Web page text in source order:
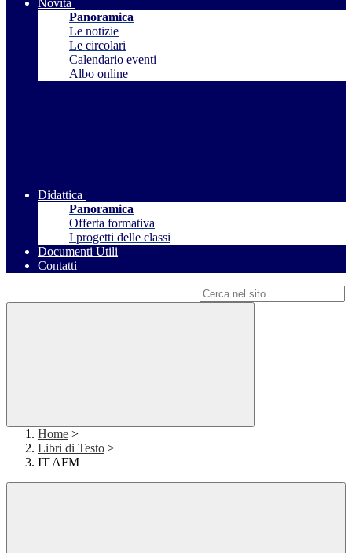
Novità
Panoramica
Le notizie
Le circolari
Calendario eventi
Albo online
Didattica
Panoramica
Offerta formativa
I progetti delle classi
Documenti Utili
Contatti
Home >
Libri di Testo >
IT AFM